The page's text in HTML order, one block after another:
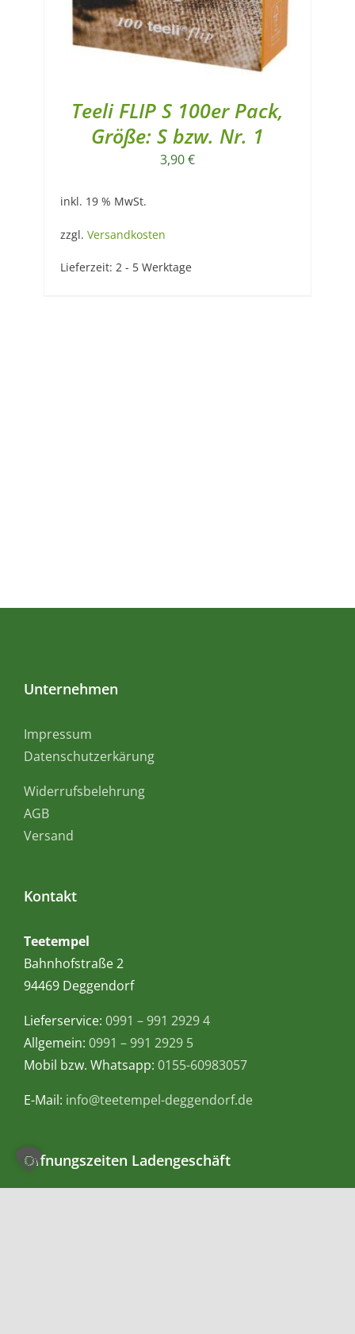
Teeli FLIP S 100er Pack,
Größe: S bzw. Nr. 1
3,90€
inkl. 19 % MwSt.
zzgl. Versandkosten
Lieferzeit: 2 - 5 Werktage
Unternehmen
Impressum
Datenschutzerkärung
Widerrufsbelehrung
AGB
Versand
Kontakt
Teetempel
Bahnhofstraße 2
94469 Deggendorf
Lieferservice: 0991 – 991 2929 4
Allgemein: 0991 – 991 2929 5
Mobil bzw. Whatsapp: 0155-60983057
E-Mail: info@teetempel-deggendorf.de
Öffnungszeiten Ladengeschäft